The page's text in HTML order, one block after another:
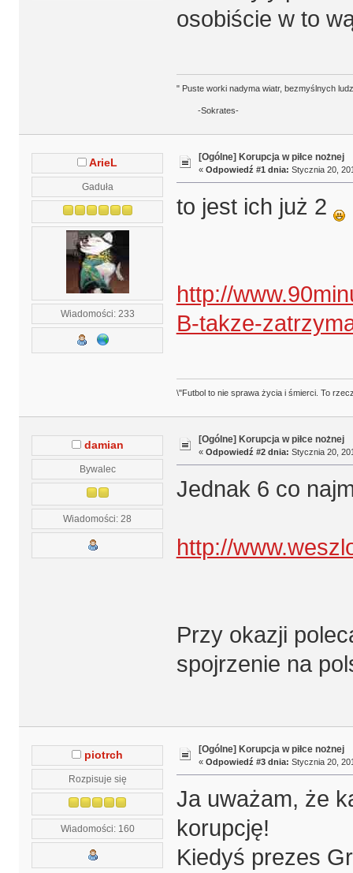
osobiście w to
" Puste worki nadyma wiatr, bezmyślnych
-Sokrates-
ArieL
Gaduła
Wiadomości: 233
[Ogólne] Korupcja w piłce nożnej
« Odpowiedź #1 dnia: Stycznia 20,
to jest ich już 2
http://
B-takze-
\"Futbol to nie sprawa życia i śmierci. To
damian
Bywalec
Wiadomości: 28
[Ogólne] Korupcja w piłce nożnej
« Odpowiedź #2 dnia: Stycznia 20,
Jednak 6 co
http://
Przy okazji
spojrzenie na
piotrch
Rozpisuje się
Wiadomości: 160
[Ogólne] Korupcja w piłce nożnej
« Odpowiedź #3 dnia: Stycznia 20,
Ja uważam, że
korupcję!
Kiedyś prezes